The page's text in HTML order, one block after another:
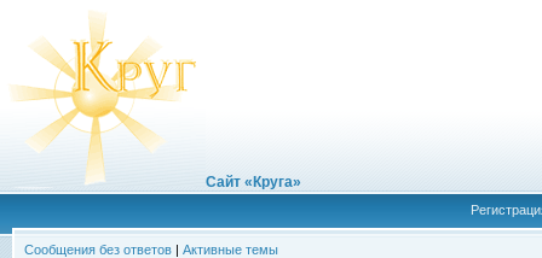
Сайт «Круга»
Сообщения без ответов | Активные темы